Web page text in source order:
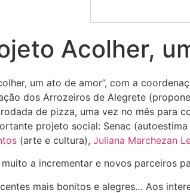
Acolher,
um ato de amor”, com a
dos Arrozeiros de Alegrete
de pizza, uma vez no mês para
projeto social: Senac
(arte e cultura), Juliana Marchezan
a incrementar e novos parceiros
mais bonitos e alegres… Aos